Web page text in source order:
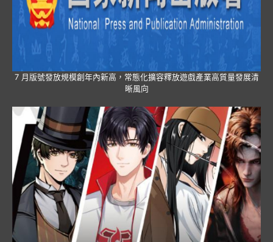
7 月版號發放規模創年內新高，常態化擴容釋放遊戲產業高質量發展清
晰風向